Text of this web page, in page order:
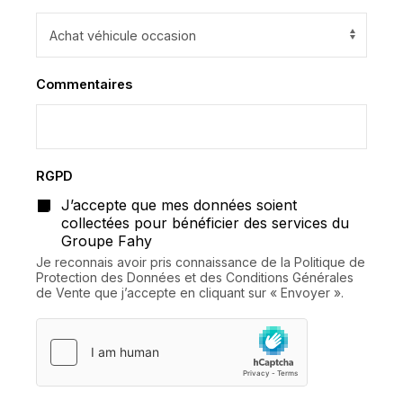
Commentaires
RGPD
J’accepte que mes données soient
collectées pour bénéficier des services du
Groupe Fahy
Je reconnais avoir pris connaissance de la Politique de
Protection des Données et des Conditions Générales
de Vente que j’accepte en cliquant sur « Envoyer ».